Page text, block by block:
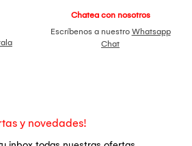
Chatea con nosotros
Escríbenos a nuestro Whatsapp
Chat
y novedades!